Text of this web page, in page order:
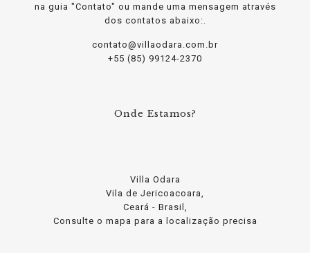
na guia "Contato" ou mande uma mensagem através
dos contatos abaixo:.
contato@villaodara.com.br
+55 (85) 99124-2370
Onde Estamos?
Villa Odara
Vila de Jericoacoara,
Ceará - Brasil,
Consulte o mapa para a localização precisa